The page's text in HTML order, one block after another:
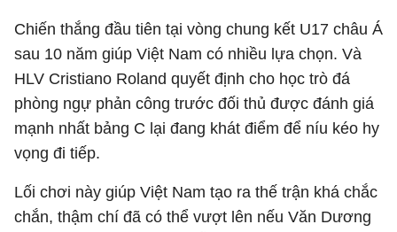
Chiến thắng đầu tiên tại vòng chung kết U17 châu Á
sau 10 năm giúp Việt Nam có nhiều lựa chọn. Và
HLV Cristiano Roland quyết định cho học trò đá
phòng ngự phản công trước đối thủ được đánh giá
mạnh nhất bảng C lại đang khát điểm để níu kéo hy
vọng đi tiếp.
Lối chơi này giúp Việt Nam tạo ra thế trận khá chắc
chắn, thậm chí đã có thể vượt lên nếu Văn Dương